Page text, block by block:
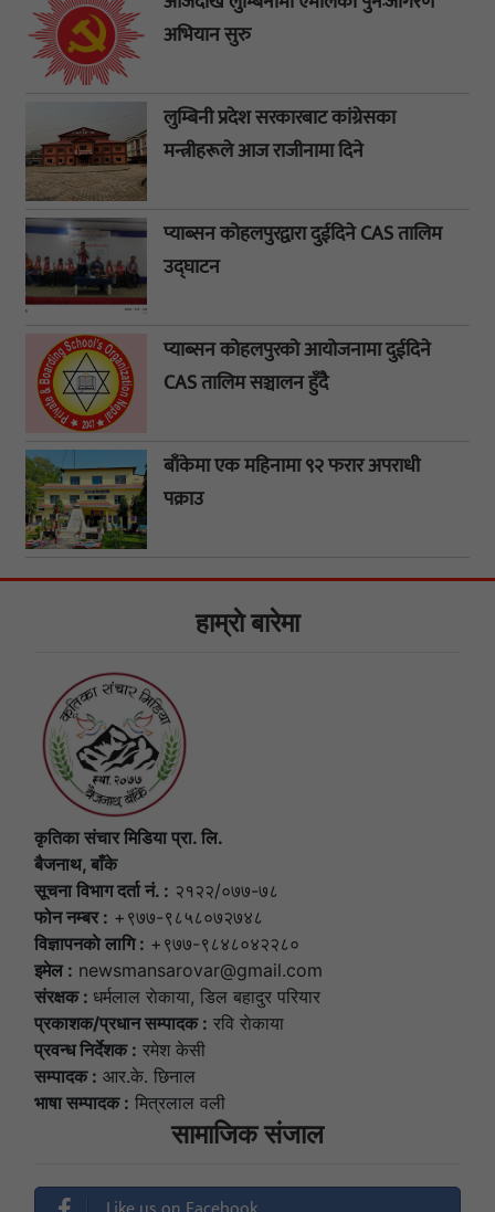
अभियान सुरु
लुम्बिनी प्रदेश सरकारबाट कांग्रेसका
मन्त्रीहरूले आज राजीनामा दिने
प्याब्सन कोहलपुरद्वारा दुईदिने CAS तालिम
उद्घाटन
प्याब्सन कोहलपुरको आयोजनामा दुईदिने
CAS तालिम सञ्चालन हुँदै
बाँकेमा एक महिनामा ९२ फरार अपराधी
पक्राउ
हाम्राे बारेमा
कृतिका संचार मिडिया प्रा. लि.
बैजनाथ, बाँके
सूचना विभाग दर्ता नं. : २१२२/०७७-७८
फोन नम्बर : +९७७-९८५८०७२७४८
विज्ञापनकाे लागि : +९७७-९८४८०४२२८०
इमेल : newsmansarovar@gmail.com
संरक्षक : धर्मलाल राेकाया, डिल बहादुर परियार
प्रकाशक/प्रधान सम्पादक : रवि राेकाया
प्रवन्ध निर्देशक : रमेश केसी
सम्पादक : आर.के. छिनाल
भाषा सम्पादक : मित्रलाल वली
सामाजिक संजाल